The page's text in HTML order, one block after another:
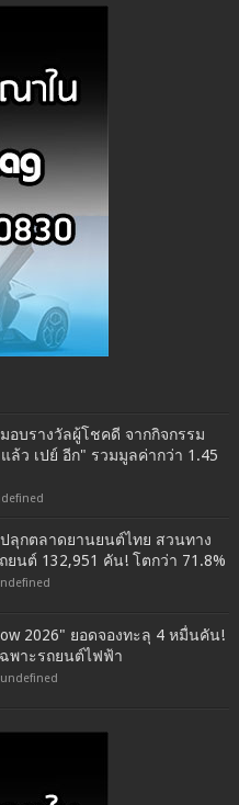
อบรางวัลผู้โชคดี จากกิจกรรม
ล้ว เปย์ อีก" รวมมูลค่ากว่า 1.45
ปลุกตลาดยานยนต์ไทย สวนทาง
ยนต์ 132,951 คัน! โตกว่า 71.8%
2026" ยอดจองทะลุ 4 หมื่นคัน!
พาะรถยนต์ไฟฟ้า
undefined